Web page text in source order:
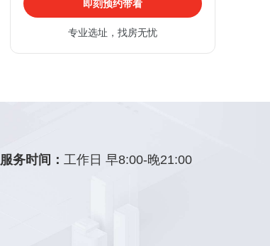
即刻预约带看
专业选址，找房无忧
服务时间：工作日 早8:00-晚21:00